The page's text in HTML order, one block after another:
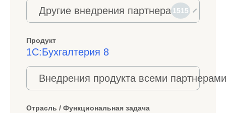
Другие внедрения партнера 1515
Продукт
1С:Бухгалтерия 8
Внедрения продукта всеми
Отрасль / Функциональная задача